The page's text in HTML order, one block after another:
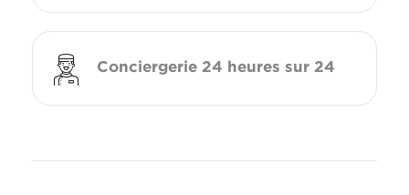
Conciergerie 24 heures sur 24